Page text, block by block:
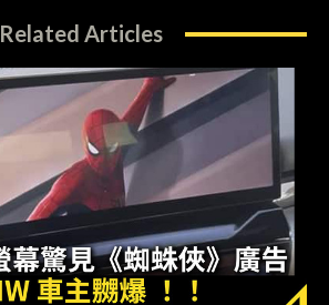
Related Articles